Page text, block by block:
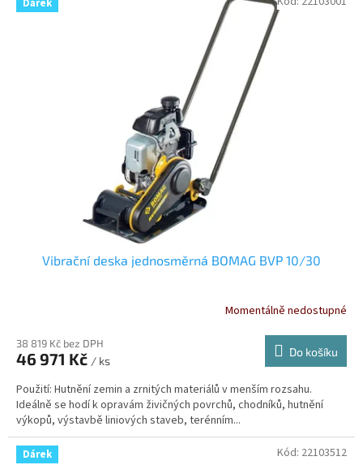
Dárek
Vibrační deska jednosměrná BOMAG BVP 10/30
Momentálně nedostupné
38 819 Kč bez DPH
46 971 Kč / ks
Do košíku
Použití: Hutnění zemin a zrnitých materiálů v menším rozsahu.
Ideálně se hodí k opravám živičných povrchů, chodníků, hutnění
výkopů, výstavbě liniových staveb, terénním...
Dárek Kód: 22103512